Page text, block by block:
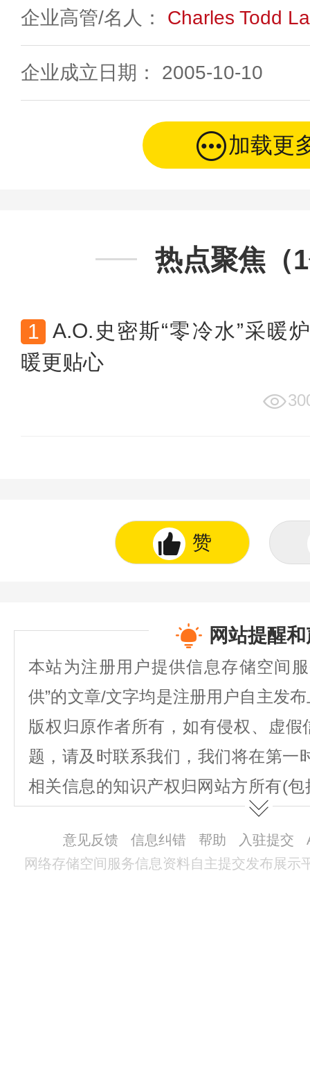
企业高管/名人： Charles Todd
企业成立日期： 2005-10-10
加载更
热点聚焦（
A.O.史密斯“零冷水”采暖
暖更贴心
赞
网站提醒
本站为注册用户提供信息存储空间
供”的文章/文字均是注册用户自主发
版权归原作者所有，如有侵权、虚
题，请及时联系我们，我们将在第一
相关信息的知识产权归网站方所有(
图表、著作权、商标权、为用户提
不得抄袭或使用。
意见反馈 信息纠错 帮助 入驻提交
网络存储空间服务信息资料自主提交发布展示